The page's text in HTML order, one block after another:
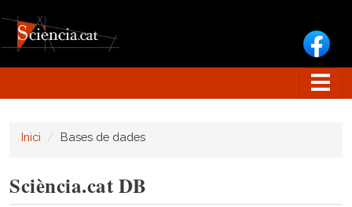
Inici Bases de dades
Sciència.cat DB